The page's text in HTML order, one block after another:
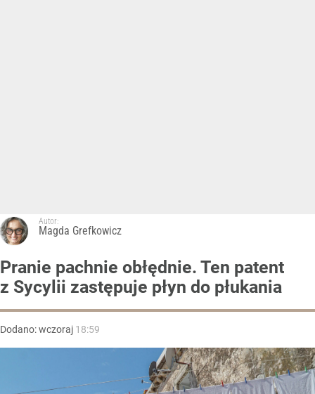
Autor:
Magda Grefkowicz
Pranie pachnie obłędnie. Ten patent
z Sycylii zastępuje płyn do płukania
Dodano:wczoraj 18:59